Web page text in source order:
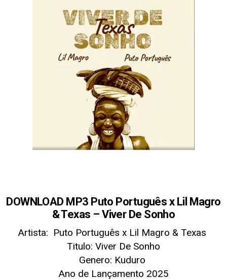
DOWNLOAD MP3 Puto Português x Lil Magro
& Texas – Viver De Sonho
Artista: Puto Português x Lil Magro & Texas
Titulo: Viver De Sonho
Genero: Kuduro
Ano de Lançamento 2025